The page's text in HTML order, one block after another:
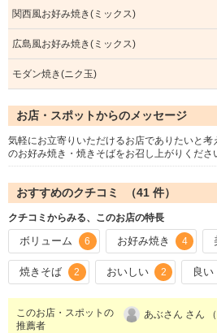
関西風お好み焼き(ミックス)
広島風お好み焼き(ミックス)
モダン焼き(ニク玉)
お店・スポットからのメッセージ
気軽にお立寄りいただけるお店でありたいと
のお好み焼き・焼きそばをお召し上がりくだ
おすすめのクチコミ （41 件）
クチコミからみる、このお店の特長
ボリューム 6 お好み焼き 4
焼きそば 2 おいしい 2 良い
このお店・スポットの
推薦者
あぶさん さん